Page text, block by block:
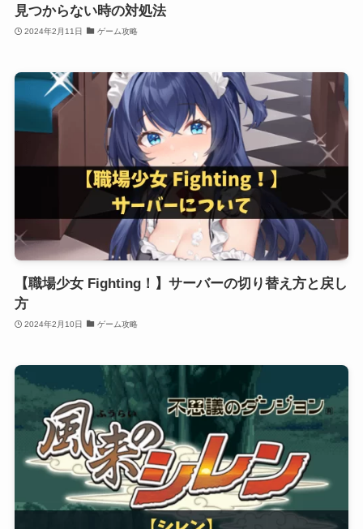
見つからない時の対処法
2024年2月11日 ゲーム攻略
【職場少女 Fighting！】サーバーの切り替え方と戻し
方
2024年2月10日 ゲーム攻略